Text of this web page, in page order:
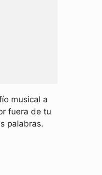
musical a
fuera de tu
palabras.